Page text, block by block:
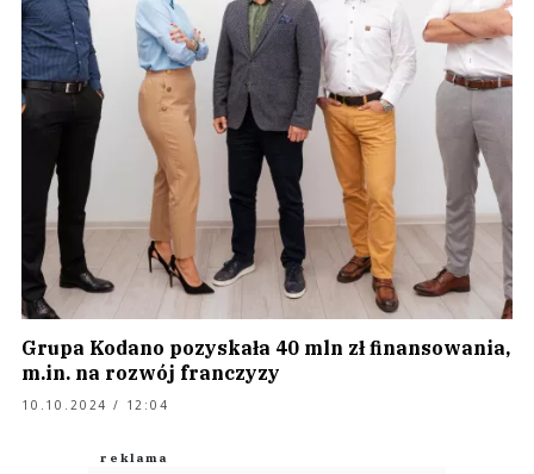
Grupa Kodano pozyskała 40 mln zł finansowania,
m.in. na rozwój franczyzy
10.10.2024 / 12:04